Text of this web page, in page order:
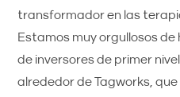
transformador en las
Estamos muy orgullosos
de inversores de primer
alrededor de Tagworks,